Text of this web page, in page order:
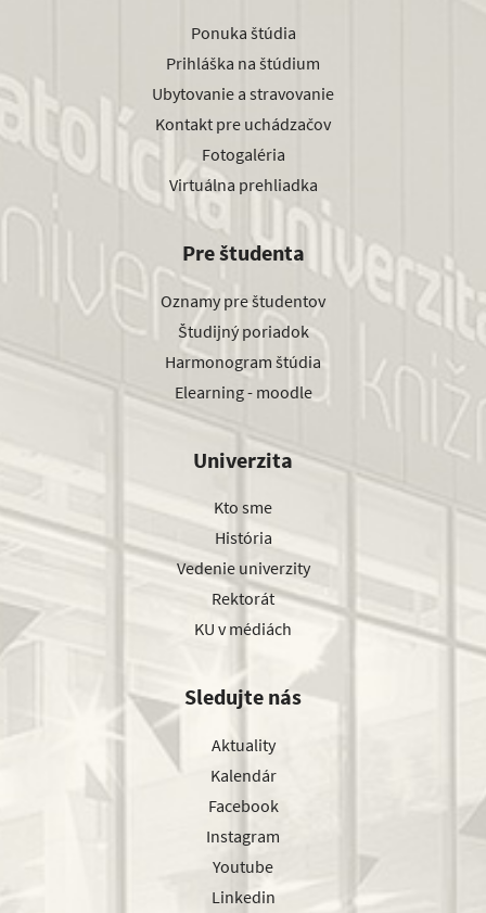
Ponuka štúdia
Prihláška na štúdium
Ubytovanie a stravovanie
Kontakt pre uchádzačov
Fotogaléria
Virtuálna prehliadka
Pre študenta
Oznamy pre študentov
Študijný poriadok
Harmonogram štúdia
Elearning - moodle
Univerzita
Kto sme
História
Vedenie univerzity
Rektorát
KU v médiách
Sledujte nás
Aktuality
Kalendár
Facebook
Instagram
Youtube
Linkedin